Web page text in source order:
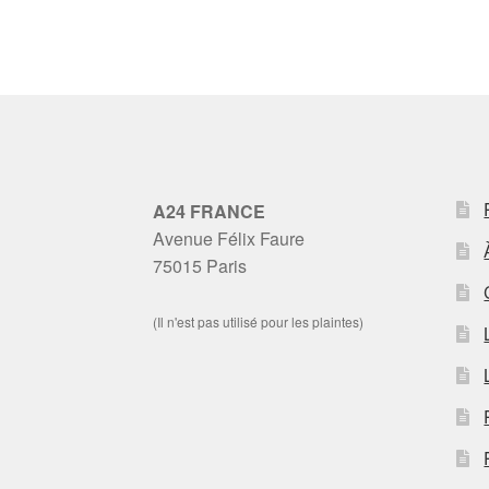
A24 FRANCE
Avenue Félix Faure
75015 Paris
(Il n'est pas utilisé pour les plaintes)